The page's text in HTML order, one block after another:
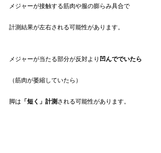
メジャーが接触する筋肉や服の膨らみ具合で
計測結果が左右される可能性があります。
メジャーが当たる部分が反対より 凹んででいたら
（筋肉が萎縮していたら）
脚は 「短く」計測 される可能性があります。